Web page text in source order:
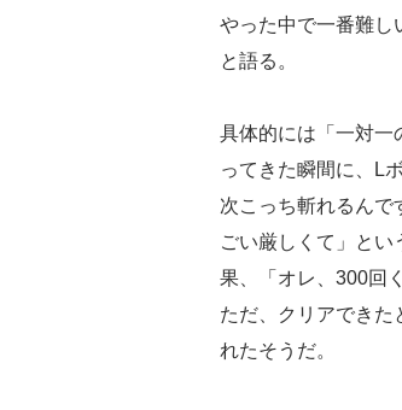
やった中で一番難し
と語る。
具体的には「一対一
ってきた瞬間に、L
次こっち斬れるんで
ごい厳しくて」と
果、「オレ、300回
ただ、クリアできた
れたそうだ。